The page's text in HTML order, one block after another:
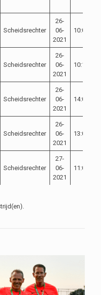
Scheidsrechter
26-
06-
2021
10:00
Scheidsrechter
26-
06-
2021
10:15
Scheidsrechter
26-
06-
2021
14:00
Scheidsrechter
26-
06-
2021
13:00
Scheidsrechter
27-
06-
2021
11:00